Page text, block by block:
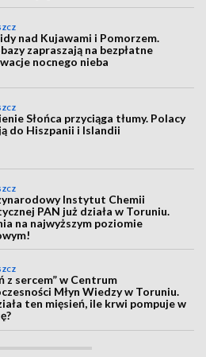
nad Kujawami i Pomorzem.
zapraszają na bezpłatne
nocnego nieba
Słońca przyciąga tłumy. Polacy
do Hiszpanii i Islandii
Instytut Chemii
PAN już działa w Toruniu.
na najwyższym poziomie
z sercem” w Centrum
Młyn Wiedzy w Toruniu.
ten mięsień, ile krwi pompuje w